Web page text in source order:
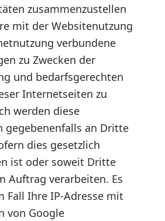
zusammenzustellen
mit der Websitenutzung
verbundene
zu Zwecken der
und bedarfsgerechten
Internetseiten zu
werden diese
gegebenenfalls an Dritte
dies gesetzlich
ist oder soweit Dritte
Auftrag verarbeiten. Es
Fall Ihre IP-Adresse mit
von Google